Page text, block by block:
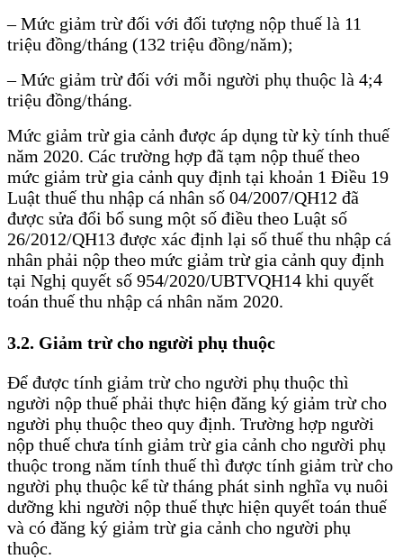
– Mức giảm trừ đối với đối tượng nộp thuế là 11
triệu đồng/tháng (132 triệu đồng/năm);
– Mức giảm trừ đối với mỗi người phụ thuộc là 4;4
triệu đồng/tháng.
Mức giảm trừ gia cảnh được áp dụng từ kỳ tính thuế
năm 2020. Các trường hợp đã tạm nộp thuế theo
mức giảm trừ gia cảnh quy định tại khoản 1 Điều 19
Luật thuế thu nhập cá nhân số 04/2007/QH12 đã
được sửa đổi bổ sung một số điều theo Luật số
26/2012/QH13 được xác định lại số thuế thu nhập cá
nhân phải nộp theo mức giảm trừ gia cảnh quy định
tại Nghị quyết số 954/2020/UBTVQH14 khi quyết
toán thuế thu nhập cá nhân năm 2020.
3.2. Giảm trừ cho người phụ thuộc
Để được tính giảm trừ cho người phụ thuộc thì
người nộp thuế phải thực hiện đăng ký giảm trừ cho
người phụ thuộc theo quy định. Trường hợp người
nộp thuế chưa tính giảm trừ gia cảnh cho người phụ
thuộc trong năm tính thuế thì được tính giảm trừ cho
người phụ thuộc kể từ tháng phát sinh nghĩa vụ nuôi
dưỡng khi người nộp thuế thực hiện quyết toán thuế
và có đăng ký giảm trừ gia cảnh cho người phụ
thuộc.